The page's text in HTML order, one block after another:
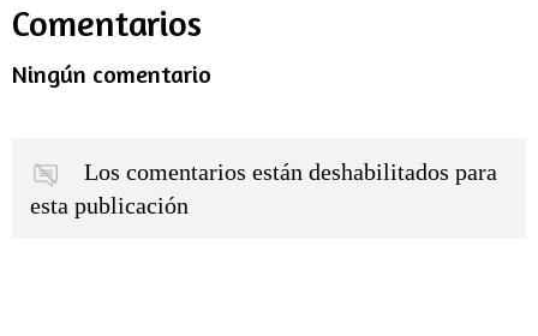
Comentarios
Ningún comentario
Los comentarios están deshabilitados para
esta publicación